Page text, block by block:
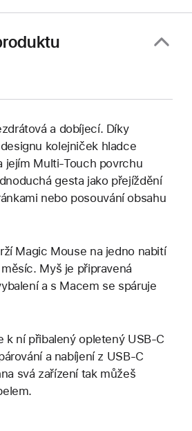
a dobíjecí. Díky
kolejniček hladce
jejím Multi-Touch povrchu
gesta jako přejíždění
nebo posouvání obsahu
Magic Mouse na jedno nabití
Myš je připravená
a s Macem se spáruje
k ní přibalený opletený USB‑C
a nabíjení z USB‑C
svá zařízení tak můžeš